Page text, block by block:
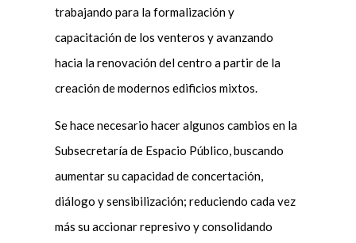
trabajando para la formalización y
capacitación de los venteros y avanzando
hacia la renovación del centro a partir de la
creación de modernos edificios mixtos.
Se hace necesario hacer algunos cambios en la
Subsecretaría de Espacio Público, buscando
aumentar su capacidad de concertación,
diálogo y sensibilización; reduciendo cada vez
más su accionar represivo y consolidando